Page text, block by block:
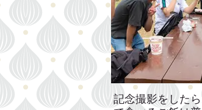
記念撮影をした